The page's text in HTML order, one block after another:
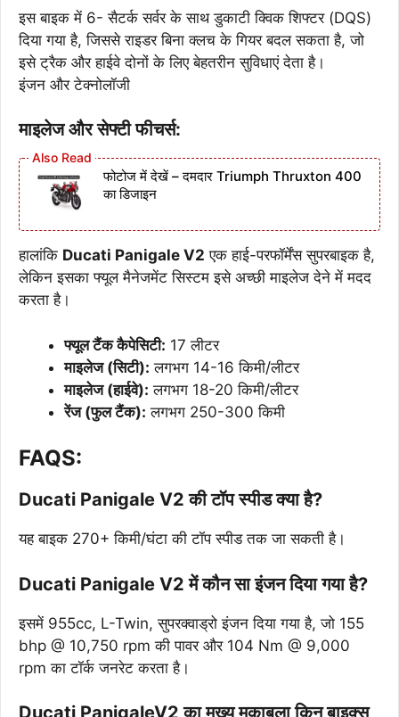
इस बाइक में 6- सैटर्क सर्वर के साथ डुकाटी क्विक शिफ्टर (DQS)
दिया गया है, जिससे राइडर बिना क्लच के गियर बदल सकता है, जो
इसे ट्रैक और हाईवे दोनों के लिए बेहतरीन सुविधाएं देता है।
इंजन और टेक्नोलॉजी
माइलेज और सेफ्टी फीचर्स:
फोटोज में देखें – दमदार Triumph Thruxton 400
का डिजाइन
हालांकि Ducati Panigale V2 एक हाई-परफॉर्मेंस सुपरबाइक है,
लेकिन इसका फ्यूल मैनेजमेंट सिस्टम इसे अच्छी माइलेज देने में मदद
करता है।
फ्यूल टैंक कैपेसिटी: 17 लीटर
माइलेज (सिटी): लगभग 14-16 किमी/लीटर
माइलेज (हाईवे): लगभग 18-20 किमी/लीटर
रेंज (फुल टैंक): लगभग 250-300 किमी
FAQS:
Ducati Panigale V2 की टॉप स्पीड क्या है?
यह बाइक 270+ किमी/घंटा की टॉप स्पीड तक जा सकती है।
Ducati Panigale V2 में कौन सा इंजन दिया गया है?
इसमें 955cc, L-Twin, सुपरक्वाड्रो इंजन दिया गया है, जो 155
bhp @ 10,750 rpm की पावर और 104 Nm @ 9,000
rpm का टॉर्क जनरेट करता है।